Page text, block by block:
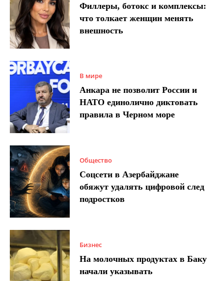
Филлеры, ботокс и комплексы:
что толкает женщин менять
внешность
В мире
Анкара не позволит России и
НАТО единолично диктовать
правила в Черном море
Общество
Соцсети в Азербайджане
обяжут удалять цифровой след
подростков
Бизнес
На молочных продуктах в Баку
начали указывать